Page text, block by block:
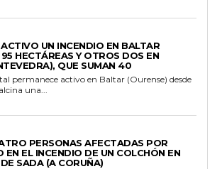
UN INCENDIO EN BALTAR
HECTÁREAS Y OTROS DOS EN
QUE SUMAN 40
permanece activo en Baltar (Ourense) desde
una...
PERSONAS AFECTADAS POR
EN EL INCENDIO DE UN COLCHÓN EN
SADA (A CORUÑA)